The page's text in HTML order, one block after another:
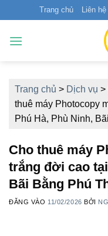
qua
nội
Trang chủ Liên hệ
Trang chủ > Dịch vụ >
thuê máy Photocopy
Phú Hà, Phù Ninh,
Cho thuê máy
trắng đời cao
Bãi Bằng Phú
ĐĂNG VÀO 11/02/2026 BỞI